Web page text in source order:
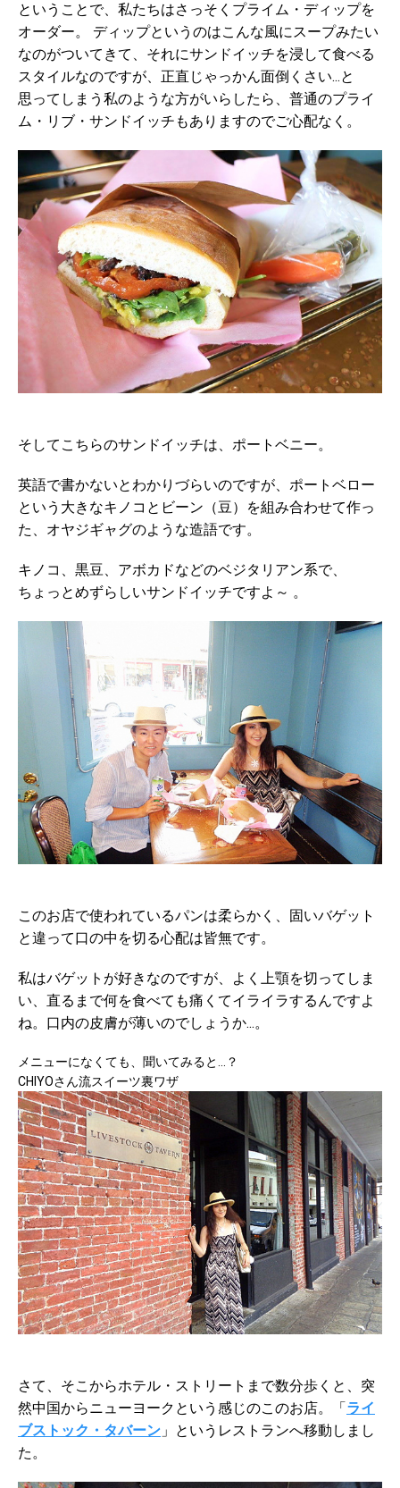
ということで、私たちはさっそくプライム・ディップを
オーダー。 ディップというのはこんな風にスープみたい
なのがついてきて、それにサンドイッチを浸して食べる
スタイルなのですが、正直じゃっかん面倒くさい...と
思ってしまう私のような方がいらしたら、普通のプライ
ム・リブ・サンドイッチもありますのでご心配なく。
そしてこちらのサンドイッチは、ポートベニー。
英語で書かないとわかりづらいのですが、ポートベロー
という大きなキノコとビーン（豆）を組み合わせて作っ
た、オヤジギャグのような造語です。
キノコ、黒豆、アボカドなどのベジタリアン系で、
ちょっとめずらしいサンドイッチですよ～ 。
このお店で使われているパンは柔らかく、固いバゲット
と違って口の中を切る心配は皆無です。
私はバゲットが好きなのですが、よく上顎を切ってしま
い、直るまで何を食べても痛くてイライラするんですよ
ね。口内の皮膚が薄いのでしょうか...。
メニューになくても、聞いてみると...？
CHIYOさん流スイーツ裏ワザ
さて、そこからホテル・ストリートまで数分歩くと、突
然中国からニューヨークという感じのこのお店。「 ライ
ブストック・タバーン 」というレストランへ移動しまし
た。